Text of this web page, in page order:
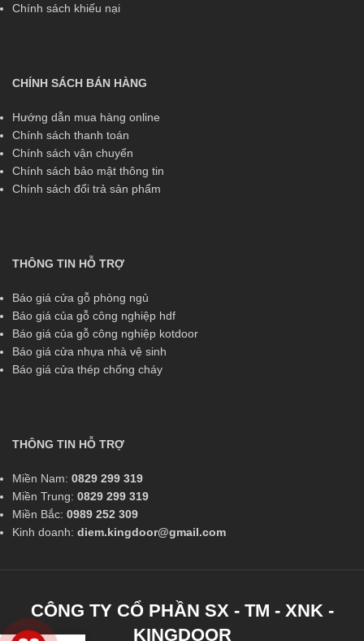
Chính sách khiếu nại
CHÍNH SÁCH BÁN HÀNG
Hướng dẫn mua hàng online
Chính sách thanh toán
Chính sách vận chuyển
Chính sách bảo mật thông tin
Chính sách đổi trả sản phẩm
THÔNG TIN HỖ TRỢ
Báo giá cửa gỗ phòng ngủ
Báo giá của gỗ công nghiệp hdf
Báo giá của gỗ công nghiệp kotdoor
Báo giá cửa nhựa nhà vệ sinh
Báo giá cửa thép chống cháy
THÔNG TIN HỖ TRỢ
Miền Nam: 0829 299 319
Miền Trung: 0829 299 319
Miền Bắc: 0989 252 309
Kinh doanh: diem.kingdoor@gmail.com
CÔNG TY CỔ PHẦN SX - TM - XNK -
KINGDOOR